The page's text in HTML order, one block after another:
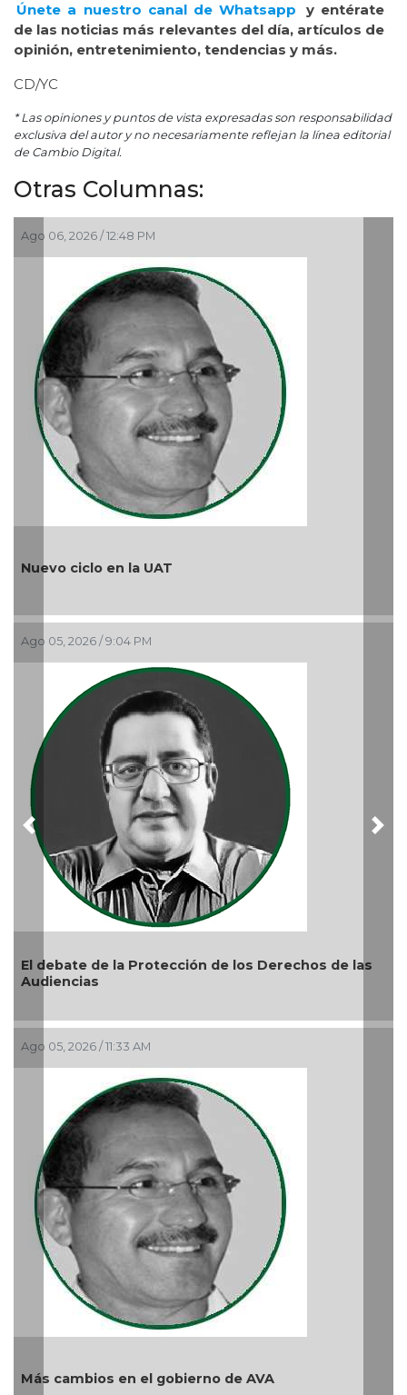
Únete a nuestro canal de Whatsapp
y entérate
de las noticias más relevantes del día, artículos de
opinión, entretenimiento, tendencias y más.
CD/YC
* Las opiniones y puntos de vista expresadas son responsabilidad
exclusiva del autor y no necesariamente reflejan la línea editorial
de Cambio Digital.
Otras Columnas:
de los Derechos de las
de AVA
Ago 05, 2026 / 9:15 AM
La devoción protege
reprimir el amor a